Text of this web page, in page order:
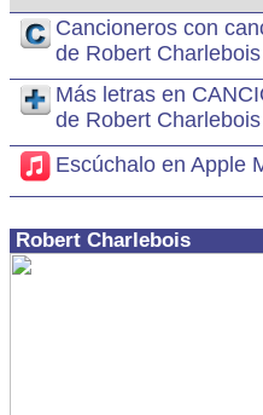
Cancioneros con
de Robert Charlebois
Más letras en
de Robert Charlebois
Escúchalo en Apple
Robert Charlebois